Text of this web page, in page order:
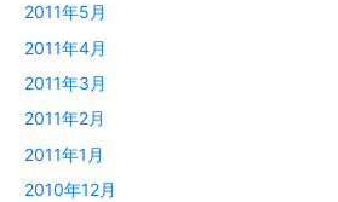
2011年5月
2011年4月
2011年3月
2011年2月
2011年1月
2010年12月